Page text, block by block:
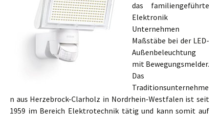
das familiengeführte
Elektronik
Unternehmen
Maßstäbe bei der LED-
Außenbeleuchtung
mit Bewegungsmelder.
Das
Traditionsunternehme
n aus Herzebrock-Clarholz in Nordrhein-Westfalen ist seit
1959 im Bereich Elektrotechnik tätig und kann somit auf